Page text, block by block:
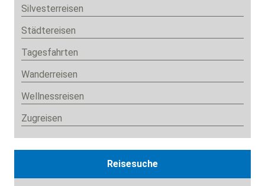
Silvesterreisen
Städtereisen
Tagesfahrten
Wanderreisen
Wellnessreisen
Zugreisen
Reisesuche